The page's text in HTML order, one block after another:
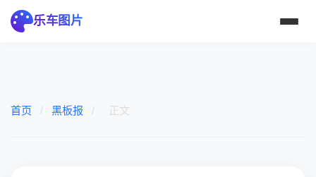
乐车图片
首页 / 黑板报 / 正文